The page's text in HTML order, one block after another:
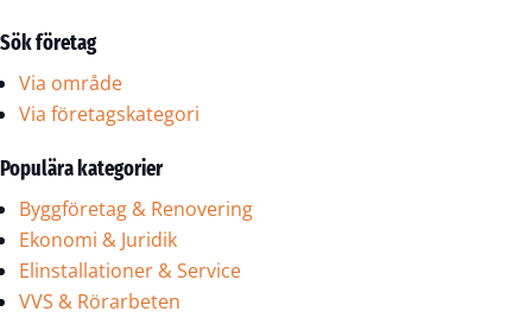
Sök företag
Via område
Via företagskategori
Populära kategorier
Byggföretag & Renovering
Ekonomi & Juridik
Elinstallationer & Service
VVS & Rörarbeten